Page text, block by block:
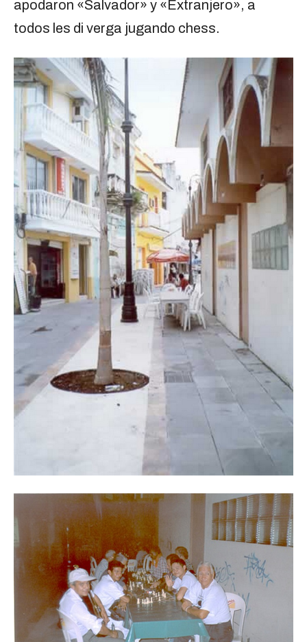
apodaron «Salvador» y «Extranjero», a
todos les di verga jugando chess.